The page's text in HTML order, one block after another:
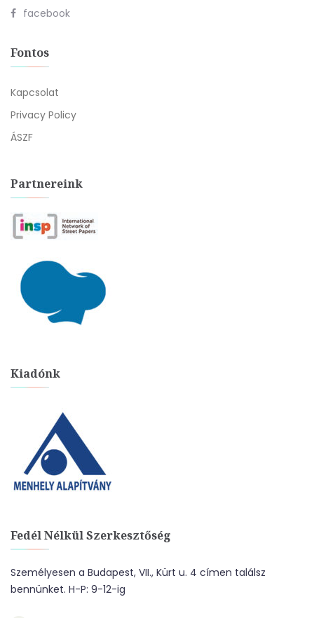
facebook
Fontos
Kapcsolat
Privacy Policy
ÁSZF
Partnereink
Kiadónk
Fedél Nélkül Szerkesztőség
Személyesen a Budapest, VII., Kürt u. 4 címen találsz
bennünket. H-P: 9-12-ig